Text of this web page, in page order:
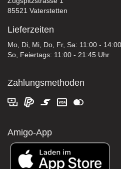
85521 Vaterstetten
Lieferzeiten
Mo, Di, Mi, Do, Fr, Sa: 11:00 -
So, Feiertags: 11:00 - 21:45 Uhr
Zahlungsmethoden
Amigo-App